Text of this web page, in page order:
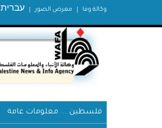
עברית معرض الصور وكالة وفا
فلسطين ... معلومات عامة